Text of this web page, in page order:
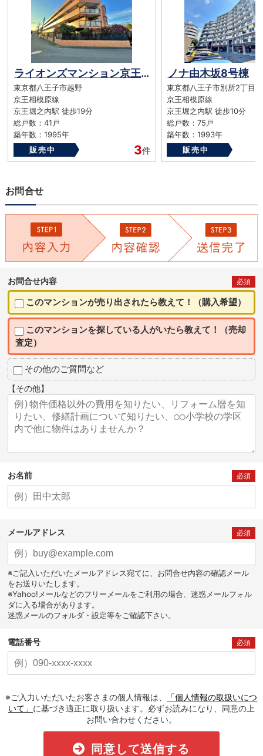
ライオンズマンション京王堀之内第3
東京都八王子市越野
京王相模原線
京王堀之内駅 徒歩19分
総戸数：41戸
築年数：1995年
販売中
3件
ノナ由木坂8号棟
東京都八王子市別所2丁目
京王相模原線
京王堀之内駅 徒歩10分
総戸数：75戸
築年数：1993年
販売中
お問合せ
お問合せ内容 必須
このマンションが売り出されたら教えて！（購入希望）
このマンションを探している人がいたら教えて！（売却
査定）
その他のご質問など
【その他】
お名前 必須
メールアドレス 必須
※ご記入いただいたメールアドレス宛てに、お問合せ内容の確認メール
をお送りいたします。
※Yahoo!メールなどのフリーメールをご利用の場合、迷惑メールフォル
ダに入る場合があります。
迷惑メールのフォルダ・設定等をご確認下さい。
電話番号 必須
※ご入力いただいたお客さまの個人情報は、
「個人情報の取扱いにつ
いて」 に基づき適正に取り扱います。必ずお読みになり、同意の上
お問い合わせください。
同意して送信する